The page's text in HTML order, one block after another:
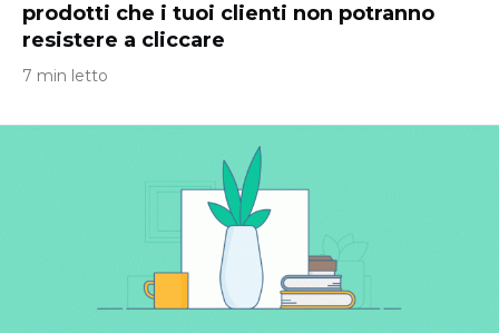
prodotti che i tuoi clienti non potranno
resistere a cliccare
7 min letto